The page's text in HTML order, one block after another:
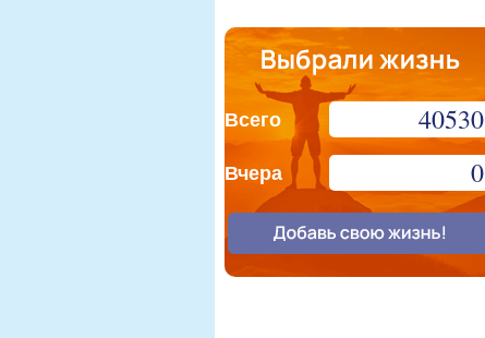
Всего 40530
Вчера 0